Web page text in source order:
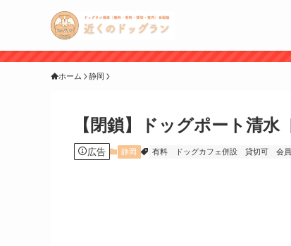
ホーム 静岡
【閉鎖】ドッグポート清水
広告 静岡 有料 ドッグカフェ併設 貸切可 会